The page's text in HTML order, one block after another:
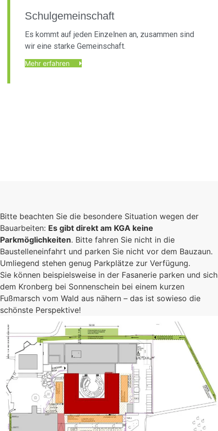
Schulgemeinschaft
Es kommt auf jeden Einzelnen an, zusammen sind
wir eine starke Gemeinschaft.
Mehr erfahren
Bitte beachten Sie die besondere Situation wegen der
Bauarbeiten: Es gibt direkt am KGA keine
Parkmöglichkeiten. Bitte fahren Sie nicht in die
Baustelleneinfahrt und parken Sie nicht vor dem Bauzaun.
Umliegend stehen genug Parkplätze zur Verfügung.
Sie können beispielsweise in der Fasanerie parken und sich
dem Kronberg bei Sonnenschein bei einem kurzen
Fußmarsch vom Wald aus nähern – das ist sowieso die
schönste Perspektive!